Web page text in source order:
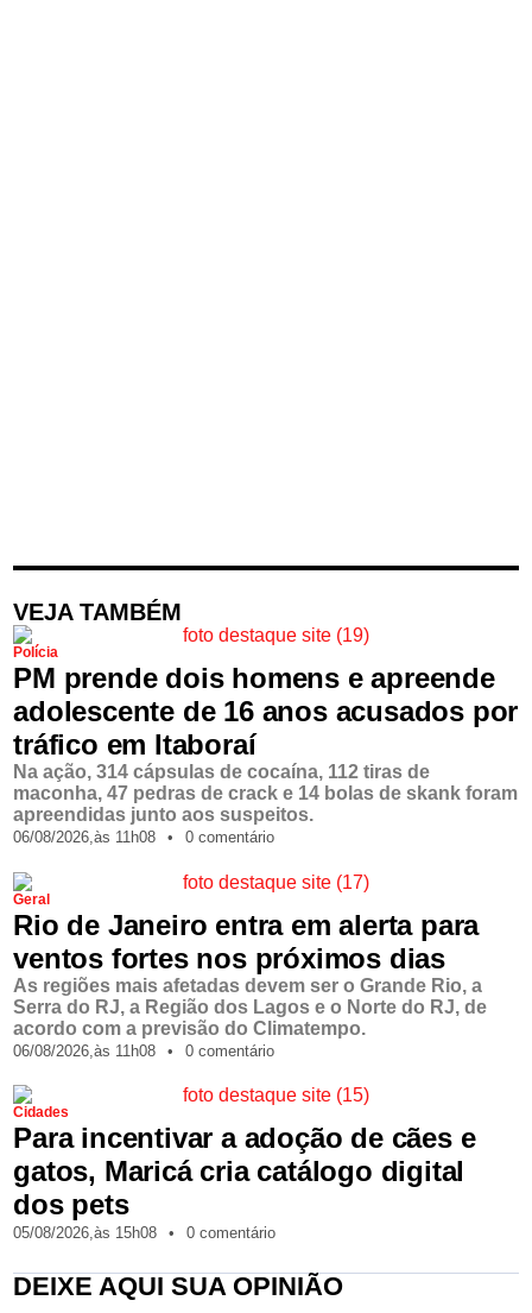
VEJA TAMBÉM
Polícia
PM prende dois homens e apreende
adolescente de 16 anos acusados por
tráfico em Itaboraí
Na ação, 314 cápsulas de cocaína, 112 tiras de
maconha, 47 pedras de crack e 14 bolas de skank foram
apreendidas junto aos suspeitos.
06/08/2026,às 11h08 • 0 comentário
Geral
Rio de Janeiro entra em alerta para
ventos fortes nos próximos dias
As regiões mais afetadas devem ser o Grande Rio, a
Serra do RJ, a Região dos Lagos e o Norte do RJ, de
acordo com a previsão do Climatempo.
06/08/2026,às 11h08 • 0 comentário
Cidades
Para incentivar a adoção de cães e
gatos, Maricá cria catálogo digital
dos pets
05/08/2026,às 15h08 • 0 comentário
DEIXE AQUI SUA OPINIÃO